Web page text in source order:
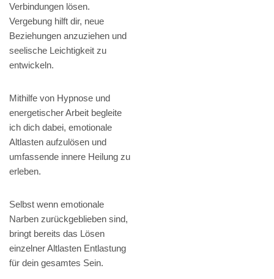
Verbindungen lösen.
Vergebung hilft dir, neue
Beziehungen anzuziehen und
seelische Leichtigkeit zu
entwickeln.
Mithilfe von Hypnose und
energetischer Arbeit begleite
ich dich dabei, emotionale
Altlasten aufzulösen und
umfassende innere Heilung zu
erleben.
Selbst wenn emotionale
Narben zurückgeblieben sind,
bringt bereits das Lösen
einzelner Altlasten Entlastung
für dein gesamtes Sein.